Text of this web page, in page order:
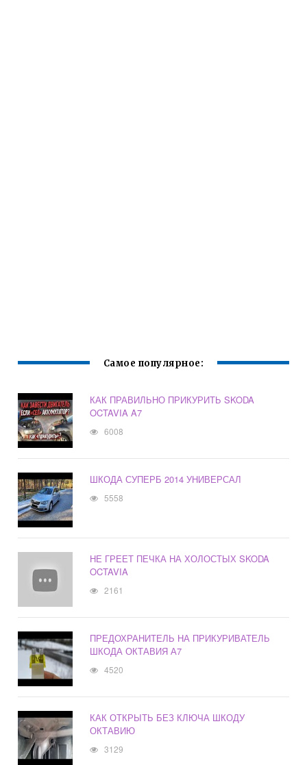
Самое популярное:
КАК ПРАВИЛЬНО ПРИКУРИТЬ SKODA
OCTAVIA A7
6008
ШКОДА СУПЕРБ 2014 УНИВЕРСАЛ
5558
НЕ ГРЕЕТ ПЕЧКА НА ХОЛОСТЫХ SKODA
OCTAVIA
2161
ПРЕДОХРАНИТЕЛЬ НА ПРИКУРИВАТЕЛЬ
ШКОДА ОКТАВИЯ А7
4520
КАК ОТКРЫТЬ БЕЗ КЛЮЧА ШКОДУ
ОКТАВИЮ
3129